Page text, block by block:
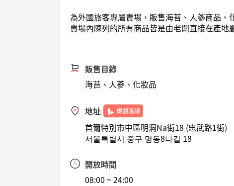
為外國旅客專屬賣場，販售海苔、人蔘商品、
賣場內陳列的所有商品皆是由老闆直接在產
販售目錄
海苔、人蔘、化妝品
地址 規劃路線
首爾特別市中區明洞Na街18 (忠武路1街)
서울특별시 중구 명동8나길 18
開放時間
08:00 ~ 24:00